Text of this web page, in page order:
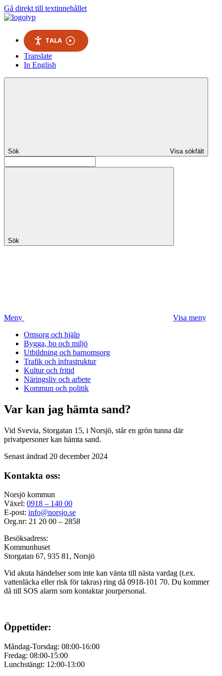
Gå direkt till textinnehållet
TALA
Translate
In English
Sök Visa sökfält
Sök
Meny
Visa meny
Omsorg och hjälp
Bygga, bo och miljö
Utbildning och barnomsorg
Trafik och infrastruktur
Kultur och fritid
Näringsliv och arbete
Kommun och politik
Var kan jag hämta sand?
Vid Svevia, Storgatan 15, i Norsjö, står en grön tunna där
privatpersoner kan hämta sand.
Senast ändrad 20 december 2024
Kontakta oss:
Norsjö kommun
Växel: 0918 – 140 00
E-post: info@norsjo.se
Org.nr: 21 20 00 – 2858
Besöksadress:
Kommunhuset
Storgatan 67, 935 81, Norsjö
Vid akuta händelser som inte kan vänta till nästa vardag (t.ex.
vattenläcka ellerrisk för takras) ring då 0918-101 70. Du kommer
då till SOS alarm som kontaktar jourpersonal.
Öppettider:
Måndag-Torsdag: 08:00-16:00
Fredag: 08:00-15:00
Lunchstängt: 12:00-13:00